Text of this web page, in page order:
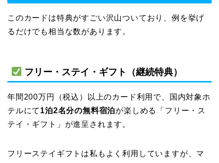
このカードは特典がすごい沢山ついており、例を挙げ
るだけでも相当な数があります。
フリー・ステイ・ギフト（継続特典）
年間200万円（税込）以上のカード利用で、国内対象ホ
テルにて 1泊2名分の無料宿泊が楽しめる「フリー・ス
テイ・ギフト」が進呈されます。
フリーステイギフトは私もよく利用していますが、マ